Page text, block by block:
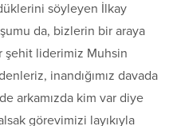
söyleyen İlkay
da, bizlerin bir araya
şehit liderimiz Muhsin
inandığımız davada
arkamızda kim var diye
görevimizi layıkıyla